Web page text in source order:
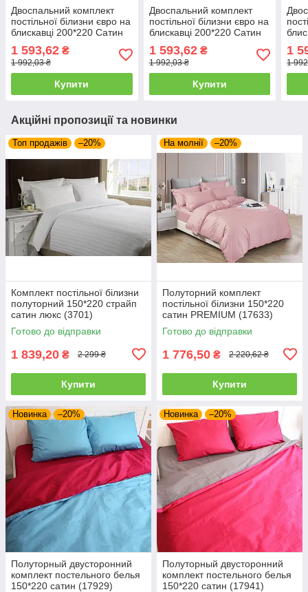
Двоспальний комплект
постільної білизни євро на
блискавці 200*220 Сатин
1 593,62 ₴
1 992,03 ₴
Купити
Двоспальний комплект
постільної білизни євро на
блискавці 200*220 Сатин
1 593,62₴
1 992,03 ₴
Купити
1
1
Акційні пропозиції та новинки
Топ продажів –20%
Комплект постільної білизни
полуторний 150*220 страйп
сатин люкс (3701)
Готово до відправки
1 839,20 ₴ 2 299 ₴
Купити
На молнії –20%
Полуторний комплект
постільної білизни 150*220
сатин PREMIUM (17633)
Готово до відправки
1 776,50 ₴ 2 220,62 ₴
Купити
Новинка –20%
Полуторный двусторонний
комплект постельного белья
150*220 сатин (17929)
Новинка –20%
Полуторный двусторонний
комплект постельного белья
150*220 сатин (17941)